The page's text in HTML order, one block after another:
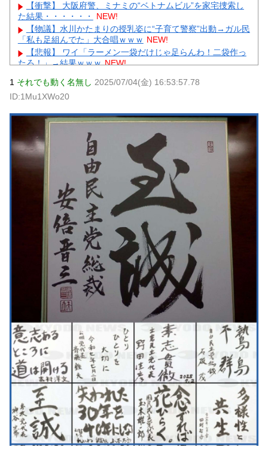
【衝撃】 大阪府警、ミナミの“ベトナムビル”を家宅捜索し
た結果・・・・・・
NEW!
【物議】水川かたまりの授乳姿に“子育て警察”出動→ガル民
「私も足組んでた」大合唱ｗｗｗ NEW!
【悲報】 ワイ「ラーメン一袋だけじゃ足らんわ！二袋作っ
たろ！」→結果ｗｗｗ NEW!
【最新画像】 GLAY・TERU＆パフィー亜美、レアな夫婦シ
ョットを公開してしまう！ NEW!
【極旨牛鉄板】 吉野家のステーキ定食1500円、ガチで美味
【復讐】 絶対に「植えてはいけない植物」を小学校に植え
た→20年経って見に行くと…「！？」衝撃の光景が・・・
NEW!
【物議】小原ブラス『若作りは痛い』発言にガル民激怒→
アラフォー本音噴出ｗｗｗ
NEW!
元AKB社長、22億円申告漏れ 乃木坂46運営会社の株式を
パチンコ京楽産業に譲渡【ノース・リバー】【窪田康志】
元AKB社長、22億円申告漏れ 乃木坂46運営会社の株式を
パチンコ京楽産業に譲渡【ノース・リバー】【窪田康志】
Powered by livedoor 相互RSS
1 それでも動く名無し 2025/07/04(金) 16:53:57.78
ID:1Mu1XWo20